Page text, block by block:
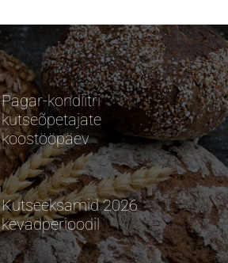
Pagar-kondiitri
kutseõpetajate
koostööpäev
Kutseeksamid 2026
kevadperioodil